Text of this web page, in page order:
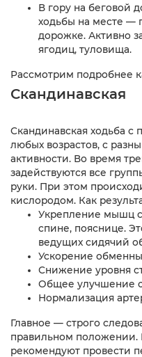
В гору на беговой
ходьбы на месте —
дорожке. Активно
ягодиц, туловища.
Рассмотрим подробнее
Скандинавская
Скандинавская ходьба
любых возрастов, с
активности. Во время
задействуются все
руки. При этом
кислородом. Как
Укрепление мышц
спине, пояснице.
ведущих сидячий
Ускорение
Снижение уровня
Общее улучшение
Нормализация
Главное — строго
правильном положении.
рекомендуют провести